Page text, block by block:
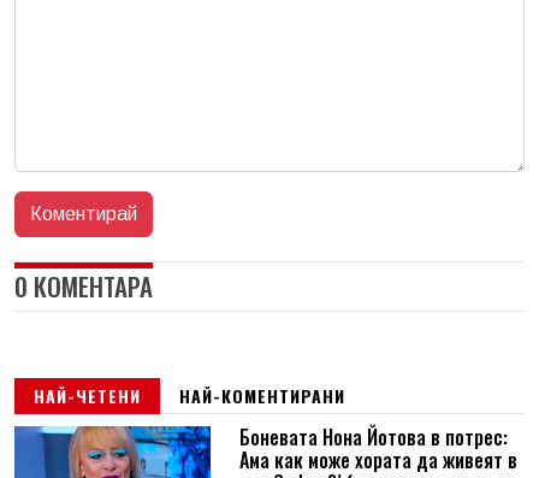
0 КОМЕНТАРА
НАЙ-ЧЕТЕНИ НАЙ-КОМЕНТИРАНИ
Боневата Нона Йотова в потрес:
Ама как може хората да живеят в